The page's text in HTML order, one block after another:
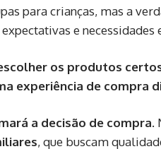
para crianças, mas a
e necessidades
os produtos
experiência de compra
a decisão de compra.
, que buscam